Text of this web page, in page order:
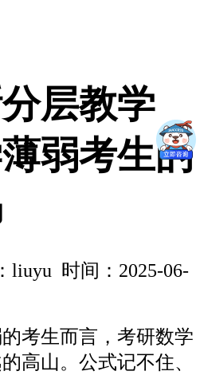
层教学
弱考生的
liuyu 时间：2025-06-
考生而言，考研数学
高山。公式记不住、